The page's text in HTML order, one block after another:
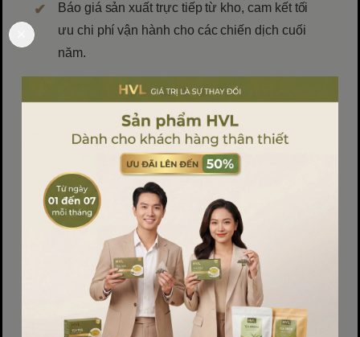
Báo giá sản xuất trực tiếp từ kho, cam kết tối
ưu chi phí vận hành cho các chiến dịch cuối
năm.
Bứt Phá Doanh Thu Mùa
Lễ Tết Cùng Bao Bì HVL!
Sự cạnh tranh trên quầy kệ siêu thị mùa
Tết vô cùng khốc liệt. Hãy để bao bì của
bạn tỏa sáng rực rỡ nhất.
Liên hệ ngayHVL Việt Namđể nhận
catalogue các mẫu hộp/túi giấy quà Tết
đẳng cấp nhất năm nay!